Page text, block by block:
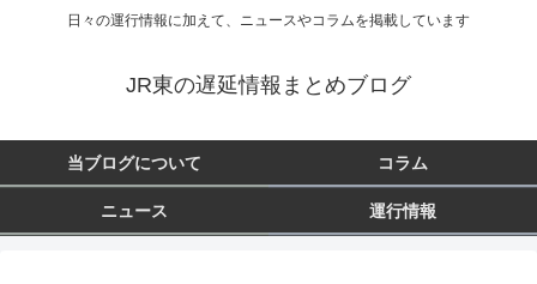
日々の運行情報に加えて、ニュースやコラムを掲載しています
JR東の遅延情報まとめブログ
当ブログについて コラム
ニュース 運行情報